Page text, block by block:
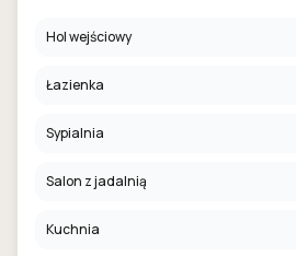
Hol wejściowy
Łazienka
Sypialnia
Salon z jadalnią
Kuchnia